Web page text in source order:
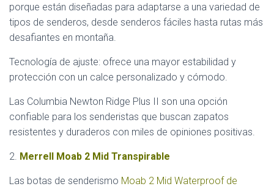
porque están diseñadas para adaptarse a una variedad de
tipos de senderos, desde senderos fáciles hasta rutas más
desafiantes en montaña.
Tecnología de ajuste: ofrece una mayor estabilidad y
protección con un calce personalizado y cómodo.
Las Columbia Newton Ridge Plus II son una opción
confiable para los senderistas que buscan zapatos
resistentes y duraderos con miles de opiniones positivas.
2. Merrell Moab 2 Mid Transpirable
Las botas de senderismo Moab 2 Mid Waterproof de